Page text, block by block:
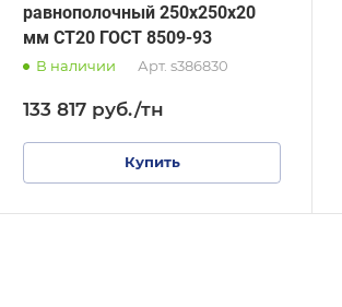
равнополочный 250х250х20
мм СТ20 ГОСТ 8509-93
В наличии Арт. s386830
133 817 руб./тн
Купить